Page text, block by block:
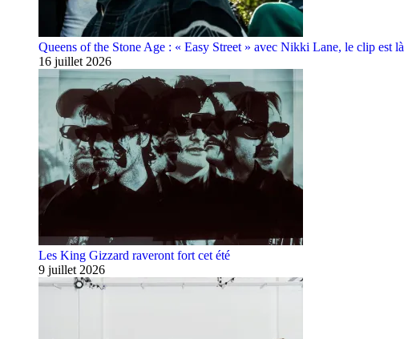
Queens of the Stone Age : « Easy Street » avec Nikki Lane, le clip est là
16 juillet 2026
Les King Gizzard raveront fort cet été
9 juillet 2026